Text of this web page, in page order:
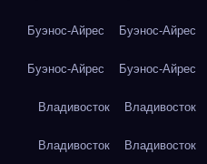
Буэнос-Айрес Буэнос-Айрес
Буэнос-Айрес Буэнос-Айрес
Владивосток Владивосток
Владивосток Владивосток